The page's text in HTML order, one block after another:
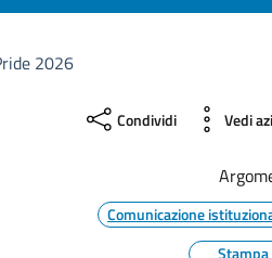
2026
Condividi Vedi
Comunicazione
Stampa